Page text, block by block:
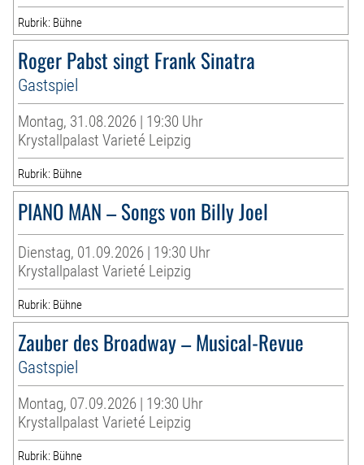
Rubrik: Bühne
Roger Pabst singt Frank Sinatra
Gastspiel
Montag, 31.08.2026 | 19:30 Uhr
Krystallpalast Varieté Leipzig
Rubrik: Bühne
PIANO MAN – Songs von Billy Joel
Dienstag, 01.09.2026 | 19:30 Uhr
Krystallpalast Varieté Leipzig
Rubrik: Bühne
Zauber des Broadway – Musical-Revue
Gastspiel
Montag, 07.09.2026 | 19:30 Uhr
Krystallpalast Varieté Leipzig
Rubrik: Bühne